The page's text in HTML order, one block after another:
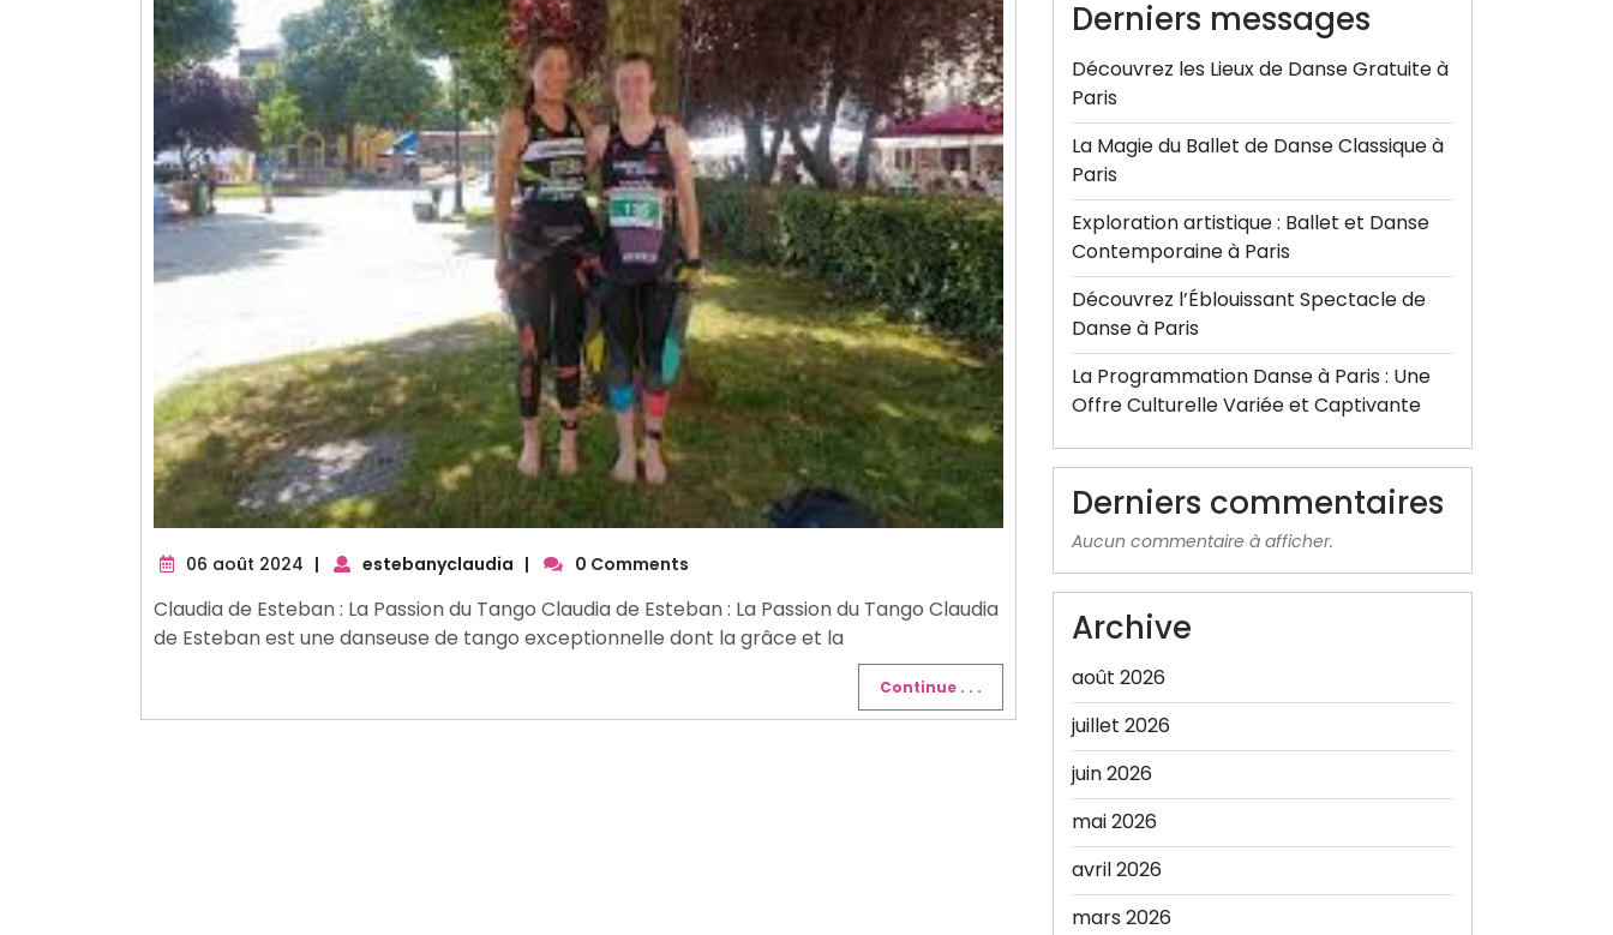
06 août 2024 06
2024
| estebanyclaudia | 0 Comments
Claudia de Esteban : La Passion du Tango Claudia de Esteban : La Passion du Tango Claudia
de Esteban est une danseuse de tango exceptionnelle dont la grâce et la
Continue . . .
Derniers messages
Découvrez les Lieux de Danse Gratuite à
Paris
La Magie du Ballet de Danse Classique à
Paris
Exploration artistique : Ballet et Danse
Contemporaine à Paris
Découvrez l’Éblouissant Spectacle de
Danse à Paris
La Programmation Danse à Paris : Une
Offre Culturelle Variée et Captivante
Derniers commentaires
Aucun commentaire à afficher.
Archive
août 2026
juillet 2026
juin 2026
mai 2026
avril 2026
mars 2026